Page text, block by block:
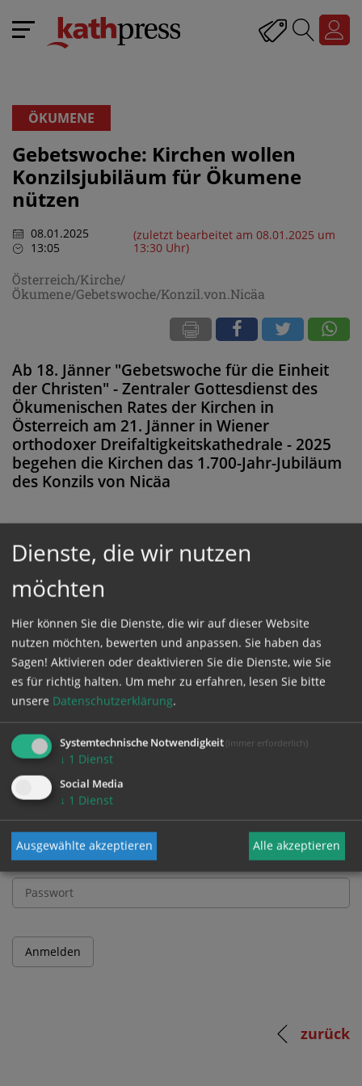
ÖKUMENE
Gebetswoche: Kirchen wollen
Konzilsjubiläum für Ökumene
nützen
08.01.2025
13:05
(zuletzt bearbeitet am 08.01.2025 um
13:30 Uhr)
Österreich/Kirche/
Ökumene/Gebetswoche/Konzil.von.Nicäa
Ab 18. Jänner "Gebetswoche für die Einheit
der Christen" - Zentraler Gottesdienst des
Ökumenischen Rates der Kirchen in
Österreich am 21. Jänner in Wiener
orthodoxer Dreifaltigkeitskathedrale - 2025
begehen die Kirchen das 1.700-Jahr-Jubiläum
des Konzils von Nicäa
Diese Meldung ist nicht frei verfügbar. Bitte
loggen Sie sich ein, oder bestellen Sie das
GESCHÜTZTER BEREICH
und Passwort an.
Benutzername
Passwort
zurück
Dienste, die wir nutzen
möchten
Hier können Sie die Dienste, die wir auf dieser Website
nutzen möchten, bewerten und anpassen. Sie haben das
Sagen! Aktivieren oder deaktivieren Sie die Dienste, wie Sie
es für richtig halten. Um mehr zu erfahren, lesen Sie bitte
unsere Datenschutzerklärung.
Systemtechnische Notwendigkeit (immer erforderlich)
↓ 1 Dienst
Social Media
↓ 1 Dienst
Ausgewählte akzeptieren Alle akzeptieren